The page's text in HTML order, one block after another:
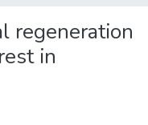
regeneration
in